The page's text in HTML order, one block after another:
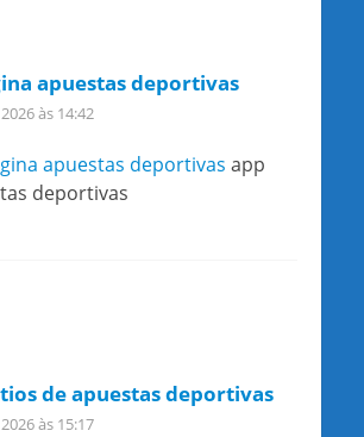
apuestas deportivas
às 14:42
apuestas deportivas app
deportivas
de apuestas deportivas
às 15:17